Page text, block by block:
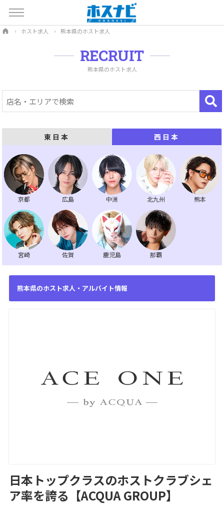
ホスト求人 熊本県のホスト求人
RECRUIT
熊本県のホスト求人
東日本 西日本
京都 広島 中洲 北九州 熊本
宮崎 佐賀 鹿児島 那覇
熊本県のホスト求人・アルバイト情報
日本トップクラスのホストクラブシェ
ア率を誇る【ACQUA GROUP】